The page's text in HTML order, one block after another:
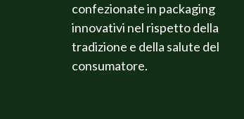
confezionate in packaging
innovativi nel rispetto della
tradizione e della salute del
consumatore.